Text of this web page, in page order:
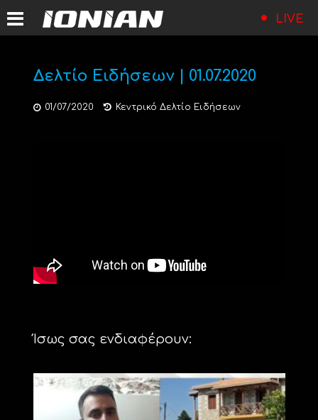
LIVE
Δελτίο Ειδήσεων | 01.07.2020
01/07/2020 Κεντρικό Δελτίο Ειδήσεων
Ίσως σας ενδιαφέρουν: